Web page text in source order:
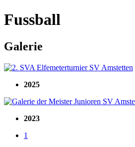
Fussball
Galerie
2025
2023
1